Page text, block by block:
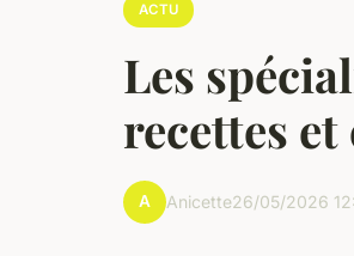
ACTU
Les
recettes
A Anicette26/05/2026